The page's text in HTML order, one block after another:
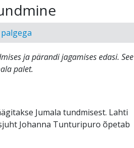
ja pärandi jagamises edasi. See
palet.
Jumala tundmisest. Lahti
Johanna Tunturipuro õpetab